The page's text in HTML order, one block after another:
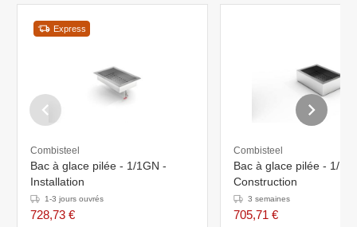
Express
Combisteel
Bac à glace pilée - 1/1GN -
Installation
1-3 jours ouvrés
728,73 €
Combisteel
Bac à glace pilée - 1/
Construction
3 semaines
705,71 €